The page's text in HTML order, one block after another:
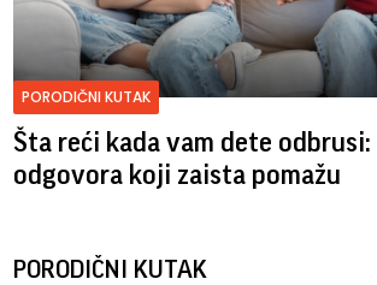
PORODIČNI KUTAK
Šta reći kada vam dete odbrusi:
odgovora koji zaista pomažu
PORODIČNI KUTAK